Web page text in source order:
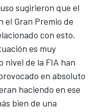
sugirieron que el
el Gran Premio de
con esto.
es muy
de la FIA han
en absoluto
haciendo en ese
bien de una